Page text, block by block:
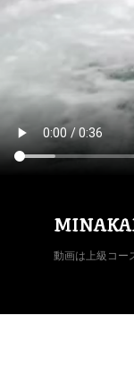
動画は上級コー